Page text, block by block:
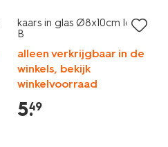
kaars in glas Ø8x10cm letter
B
alleen verkrijgbaar in de
winkels, bekijk
winkelvoorraad
5.
49